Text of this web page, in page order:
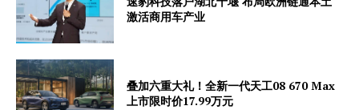
激活商用车产业
叠加六重大礼！全新一代天工08 670 Max
上市限时价17.99万元